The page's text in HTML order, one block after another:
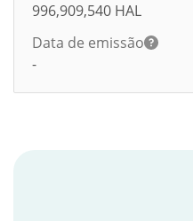
996,909,540 HAL
Data de emissão
-